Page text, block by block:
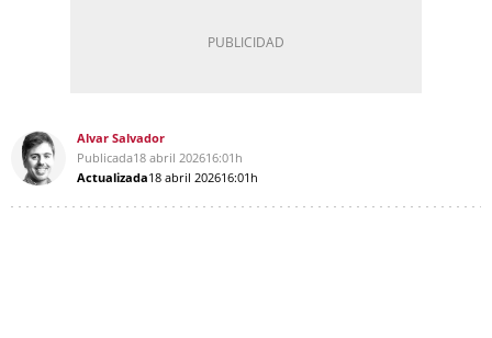
Alvar Salvador
Publicada18 abril 202616:01h
Actualizada18 abril 202616:01h